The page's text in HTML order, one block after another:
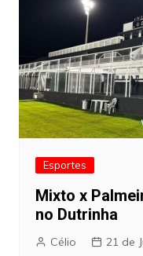
Esportes
Mixto x
no Dutrinha
Célio 21 de